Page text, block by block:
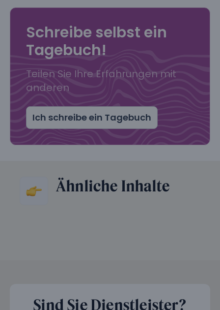
Schreibe selbst ein
Tagebuch!
Teilen Sie Ihre Erfahrungen mit
anderen
Ich schreibe ein Tagebuch
Ähnliche Inhalte
Sind Sie Dienstleister?